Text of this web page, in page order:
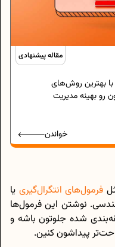
مقاله پیشنهادی
با بهترین روش‌های
رو بهینه مدیریت
خواندن
فرمول‌های انتگرال‌گیری یا
نوشتن این فرمول‌ها
شده جلوتون باشه و
پیداشون کنین.